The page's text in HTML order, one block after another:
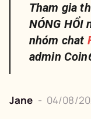
Tham gia
NÓNG HỔI
nhóm chat
admin
Jane - 04/08/